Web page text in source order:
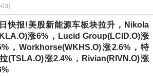
03]
快报!美股新能源车板块拉升，Nikola
涨6%，Lucid Group(LCID.O)涨
，Workhorse(WKHS.O)涨2.6%，特
(TSLA.O)涨2.4%，Rivian(RIVN.O)涨